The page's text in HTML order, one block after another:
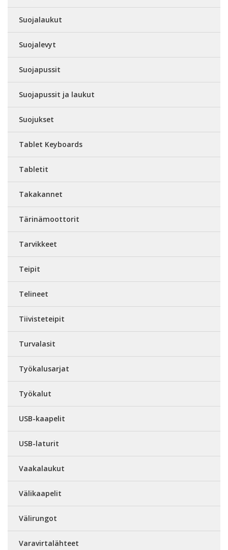
Suojalaukut
Suojalevyt
Suojapussit
Suojapussit ja laukut
Suojukset
Tablet Keyboards
Tabletit
Takakannet
Tärinämoottorit
Tarvikkeet
Teipit
Telineet
Tiivisteteipit
Turvalasit
Työkalusarjat
Työkalut
USB-kaapelit
USB-laturit
Vaakalaukut
Välikaapelit
Välirungot
Varavirtalähteet